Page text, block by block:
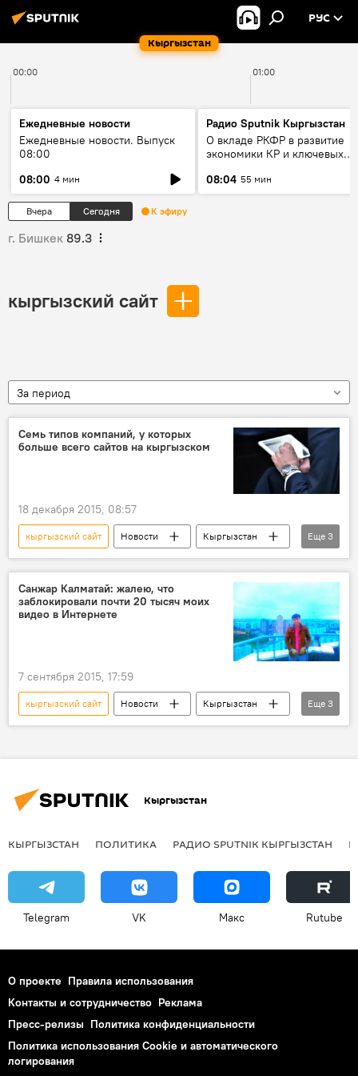
Кыргызстан
РУС
00:00 01:00
Ежедневные новости
Ежедневные новости. Выпуск
08:00
08:00 4 мин
Радио Sputnik Кыргызстан
О вкладе РКФР в развитие
экономики КР и ключевых
08:04 55 мин
Вчера Сегодня К эфиру
г. Бишкек 89.3
кыргызский сайт
За период
Семь типов компаний, у которых
больше всего сайтов на кыргызском
18 декабря 2015, 08:57
кыргызский сайт Новости
Кыргызстан
Общество
Национальный статистический комитет
интернет
Еще 3
Санжар Калматай: жалею, что
заблокировали почти 20 тысяч моих
видео в Интернете
7 сентября 2015, 17:59
кыргызский сайт Новости
Кыргызстан
Общество
Санжар Калматай
Еще 3
Кыргызстан
КЫРГЫЗСТАН ПОЛИТИКА РАДИО SPUTNIK КЫРГЫЗСТАН
Telegram VK Макс Rutube
О проекте Правила использования
Контакты и сотрудничество Реклама
Пресс-релизы Политика конфиденциальности
Политика использования Cookie и автоматического
логирования